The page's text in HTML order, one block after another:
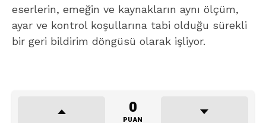
eserlerin, emeğin ve kaynakların aynı ölçüm,
ayar ve kontrol koşullarına tabi olduğu sürekli
bir geri bildirim döngüsü olarak işliyor.
0
PUAN